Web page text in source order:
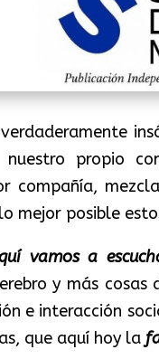
propio
compañía,
mejor posible
vamos a
y más
e interacción
que aquí hoy la